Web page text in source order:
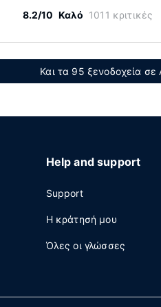
8.2/10 Καλό 1011 κριτικές
Και τα 95 ξενοδοχεία
Help and support
Support
Η κράτησή μου
Όλες οι γλώσσες